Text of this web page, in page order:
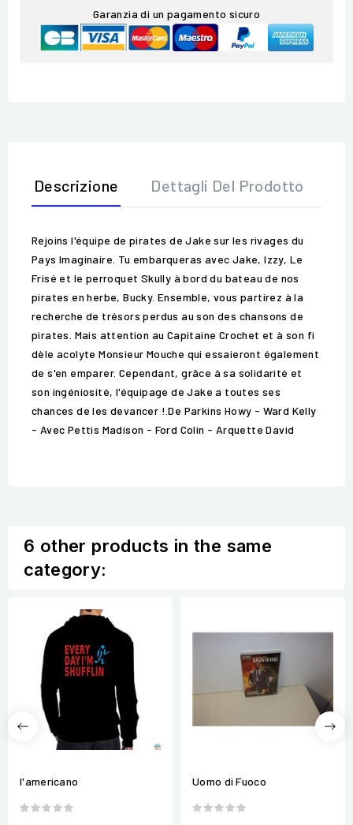
Garanzia di un pagamento sicuro
Descrizione Dettagli Del Prodotto
Rejoins l'équipe de pirates de Jake sur les rivages du
Pays Imaginaire. Tu embarqueras avec Jake, Izzy, Le
Frisé et le perroquet Skully à bord du bateau de nos
pirates en herbe, Bucky. Ensemble, vous partirez à la
recherche de trésors perdus au son des chansons de
pirates. Mais attention au Capitaine Crochet et à son fi
dèle acolyte Monsieur Mouche qui essaieront également
de s'en emparer. Cependant, grâce à sa solidarité et
son ingéniosité, l'équipage de Jake a toutes ses
chances de les devancer !.De Parkins Howy - Ward Kelly
- Avec Pettis Madison - Ford Colin - Arquette David
6 other products in the same
category:
l'americano Uomo di Fuoco